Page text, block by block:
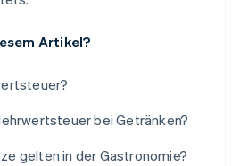
Artikel?
bei Getränken?
gelten in der Gastronomie?